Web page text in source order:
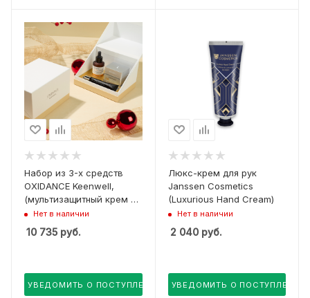
Набор из 3-х средств
OXIDANCE Keenwell,
(мультизащитный крем 50
мл, сыворотка 30 мл,
гидрогель для контура
глаз 20 мл)
Нет в наличии
10 735 руб.
УВЕДОМИТЬ О ПОСТУПЛЕНИИ
Люкс-крем для рук
Janssen Cosmetics
(Luxurious Hand Cream)
Нет в наличии
2 040руб.
УВЕДОМИТЬ О ПОСТУПЛЕНИИ